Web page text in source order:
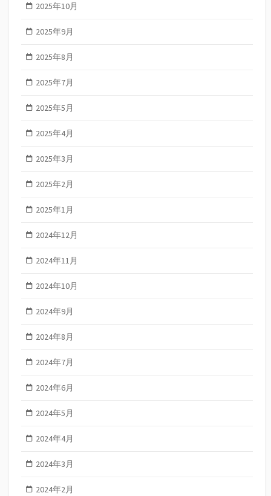
2025年10月
2025年9月
2025年8月
2025年7月
2025年5月
2025年4月
2025年3月
2025年2月
2025年1月
2024年12月
2024年11月
2024年10月
2024年9月
2024年8月
2024年7月
2024年6月
2024年5月
2024年4月
2024年3月
2024年2月